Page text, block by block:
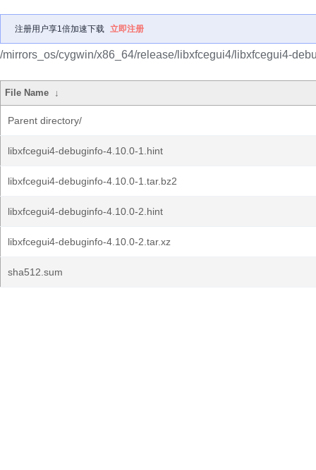
注册用户享1倍加速下载 立即注册
/mirrors_os/cygwin/x86_64/release/libxfcegui4/libxfcegui4-
File Name ↓
Parent directory/
libxfcegui4-debuginfo-4.10.0-1.hint
libxfcegui4-debuginfo-4.10.0-1.tar.bz2
libxfcegui4-debuginfo-4.10.0-2.hint
libxfcegui4-debuginfo-4.10.0-2.tar.xz
sha512.sum